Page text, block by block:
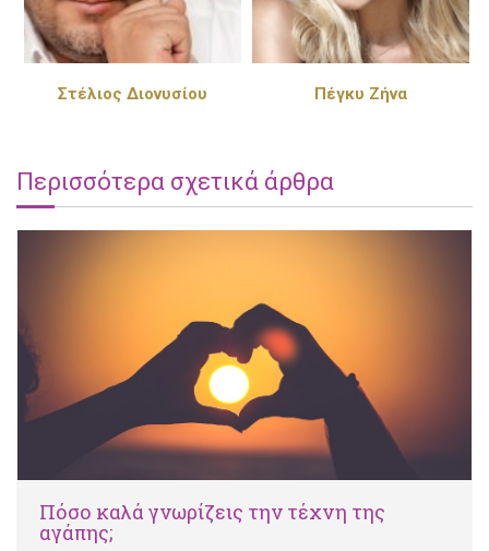
Στέλιος Διονυσίου Πέγκυ Ζήνα
Περισσότερα σχετικά άρθρα
Πόσο καλά γνωρίζεις την τέχνη της
αγάπης;